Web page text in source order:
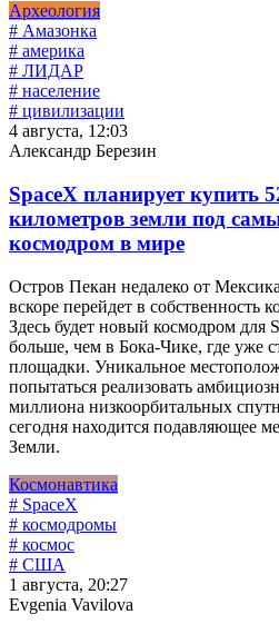
Археология
# Амазонка
# америка
# ЛИДАР
# население
# цивилизации
4 августа, 12:03
Александр Березин
SpaceX планирует купить
километров земли под
космодром в мире
Остров Пекан недалеко от
вскоре перейдет в собственность
Здесь будет новый космодром для
больше, чем в Бока-Чике, где уже
площадки. Уникальное
попытаться реализовать
миллиона низкоорбитальных
сегодня находится подавляющее
Земли.
Космонавтика
# SpaceX
# космодромы
# космос
# США
1 августа, 20:27
Evgenia Vavilova